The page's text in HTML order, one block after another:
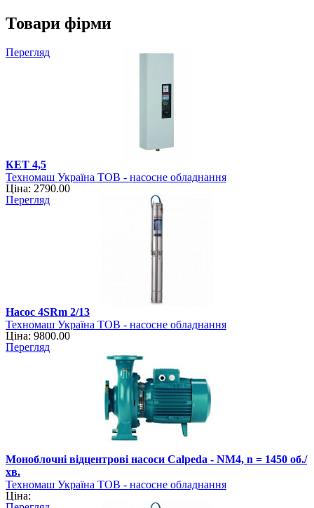
Товари фірми
Перегляд
КЕТ 4,5
Техномаш Україна ТОВ - насосне обладнання
Ціна: 2790.00
Перегляд
Насос 4SRm 2/13
Техномаш Україна ТОВ - насосне обладнання
Ціна: 9800.00
Перегляд
Моноблочні відцентрові насоси Calpeda - NM4, n = 1450 об./
хв.
Техномаш Україна ТОВ - насосне обладнання
Ціна: